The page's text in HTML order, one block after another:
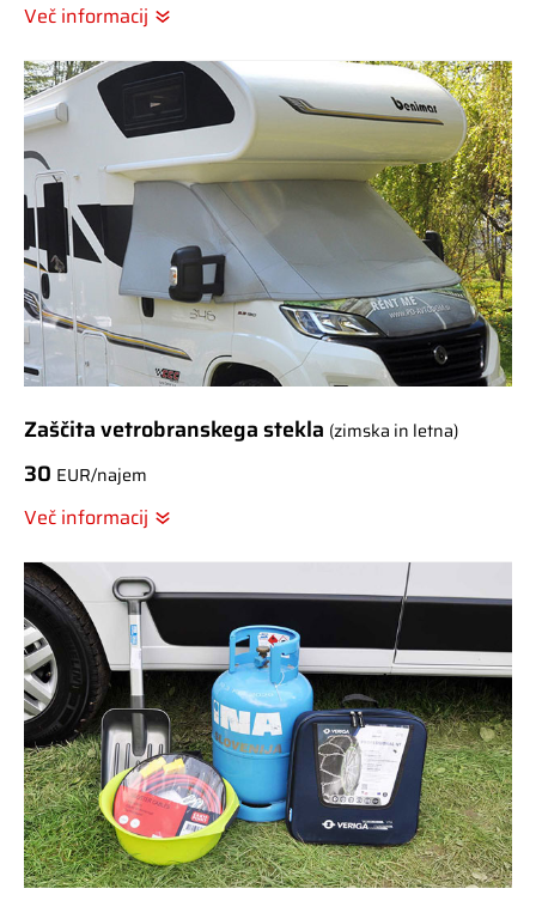
Več informacij
Zaščita vetrobranskega stekla (zimska in letna)
30 EUR/najem
Več informacij